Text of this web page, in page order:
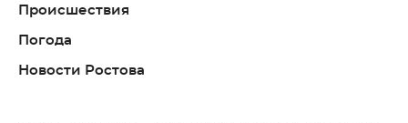
Происшествия
Погода
Новости Ростова